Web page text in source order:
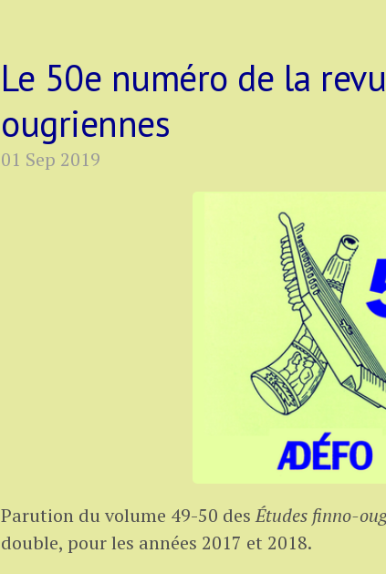
Le 50e numéro de la
ougriennes
01 Sep 2019
Parution du volume 49-50 desÉtudes finno-
double, pour les années 2017 et 2018.